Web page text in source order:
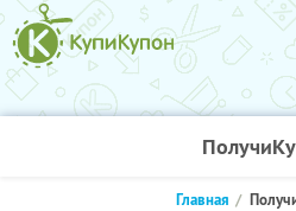
Главная